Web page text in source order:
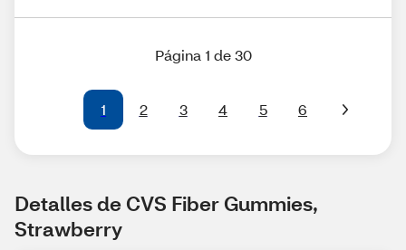
Página 1 de 30
1 2 3 4 5 6
Detalles de CVS Fiber Gummies,
Strawberry